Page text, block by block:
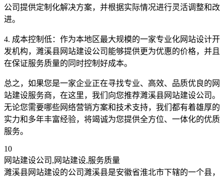
公司提供定制化解决方案，并根据实际情况进行灵活调整和改
进。
4. 成本控制低：作为本地区最大规模的一家专业化网站设计开
发机构，濉溪县网站建设公司能够提供更为优惠的价格，并且
在保证服务质量的同时控制好成本。
总之，如果您是一家企业正在寻找专业、高效、品质优良的网
站建设服务商，在这里，我们向您推荐濉溪县网站建设公司。
无论您需要哪些网络营销方案和技术支持，我们都有着雄厚的
实力和多年丰富经验，将竭诚为您提供全方位、一体化的优质
服务。
10
网站建设公司,网站建设,服务质量
濉溪县网站建设的公司濉溪县是安徽省淮北市下辖的一个县，